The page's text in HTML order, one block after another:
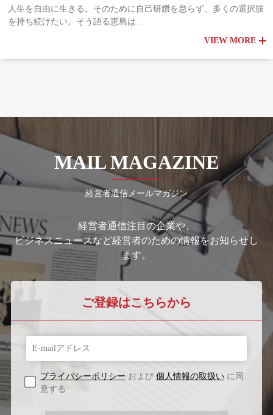
人生を自由に生きる。そのために自己研鑽を怠らず、多くの選択肢
を持ち続けたい。そう語る恵島は...
VIEW MORE
MAIL MAGAZINE
経営者通信メールマガジン
経営者通信注目の企業や、
ビジネスニュースなど経営者のための情報をお知らせし
ます。
ご登録はこちらから
プライバシーポリシー および 個人情報の取扱いに同
意する